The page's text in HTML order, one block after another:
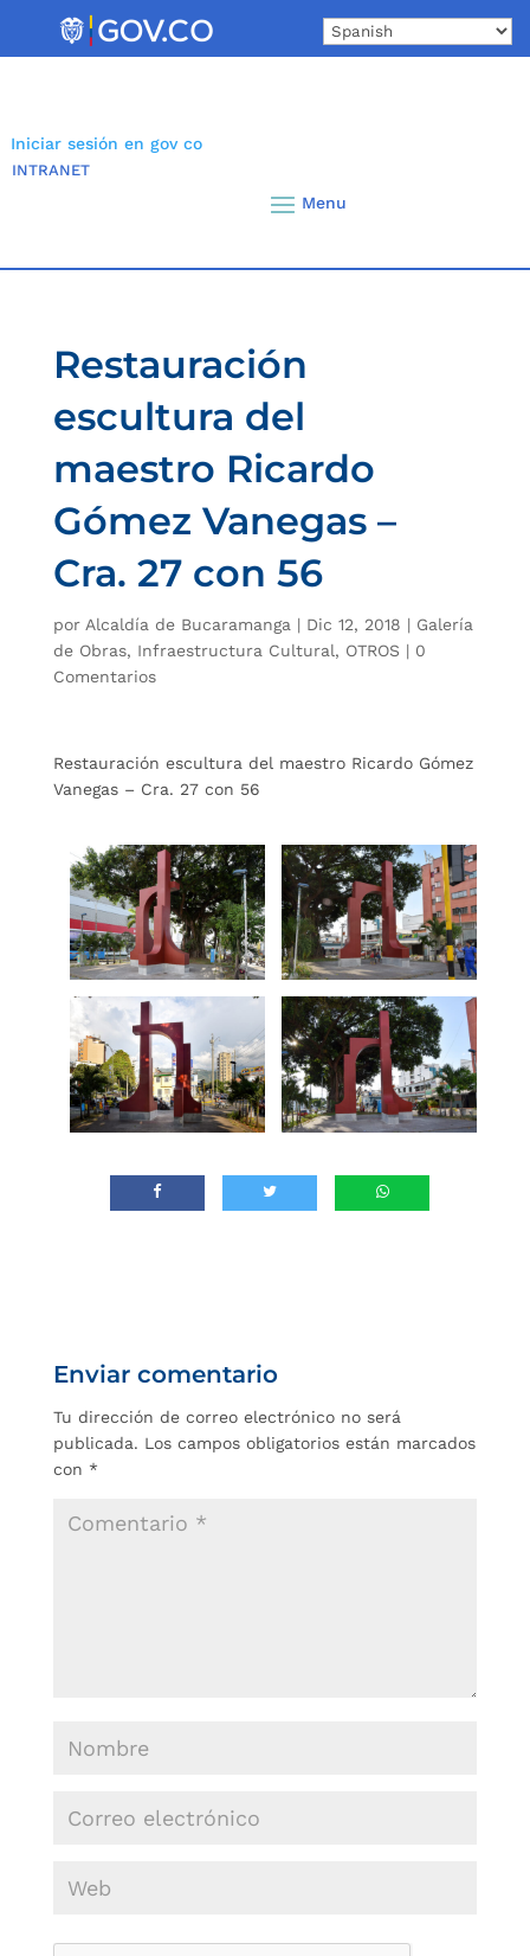
Iniciar sesión en gov co
INTRANET
Restauración
escultura del
maestro Ricardo
Gómez Vanegas –
Cra. 27 con 56
por Alcaldía de Bucaramanga | Dic 12, 2018 | Galería
de Obras, Infraestructura Cultural, OTROS | 0
Comentarios
Restauración escultura del maestro Ricardo Gómez
Vanegas – Cra. 27 con 56
Enviar comentario
Tu dirección de correo electrónico no será
publicada. Los campos obligatorios están marcados
con *